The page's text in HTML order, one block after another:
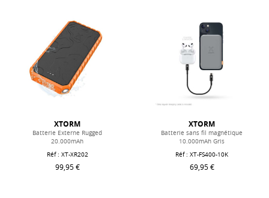
XTORM
Batterie Externe Rugged
20.000mAh
Réf : XT-XR202
99,95 €
XTORM
Batterie sans fil magnétique
10.000mAh Gris
Réf : XT-FS400-10K
69,95 €